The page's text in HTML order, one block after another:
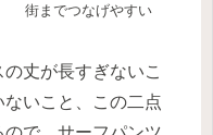
街までつなげやすい
丈が長すぎないこ
いこと、この二点